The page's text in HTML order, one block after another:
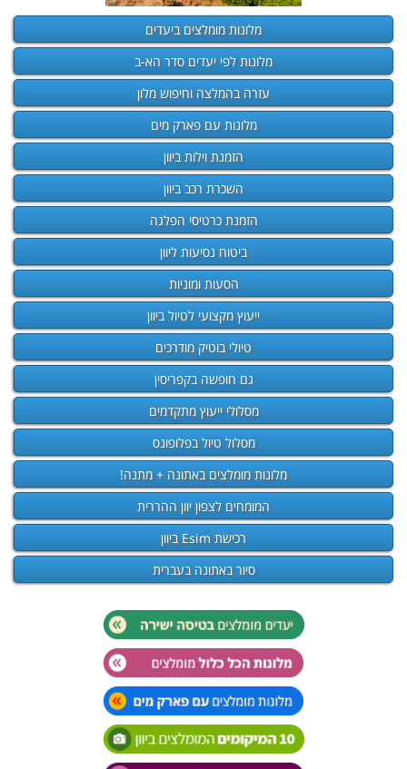
מלונות מומלצים ביעדים
מלונות לפי יעדים סדר הא-ב
עזרה בהמלצה וחיפוש מלון
מלונות עם פארק מים
הזמנת וילות ביוון
השכרת רכב ביוון
הזמנת כרטיסי הפלגה
ביטוח נסיעות ליוון
הסעות ומוניות
ייעוץ מקצועי לטיול ביוון
טיולי בוטיק מודרכים
גם חופשה בקפריסין
מסלולי ייעוץ מתקדמים
מסלול טיול בפלופונס
מלונות מומלצים באתונה + מתנה!
המומחים לצפון יוון ההררית
רכישת Esim ביוון
סיור באתונה בעברית